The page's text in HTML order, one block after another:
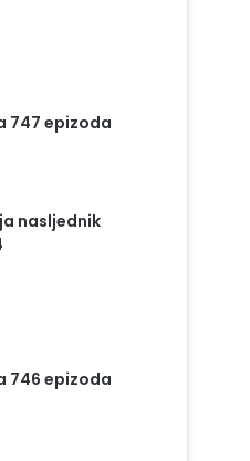
747 epizoda
nasljednik
746 epizoda